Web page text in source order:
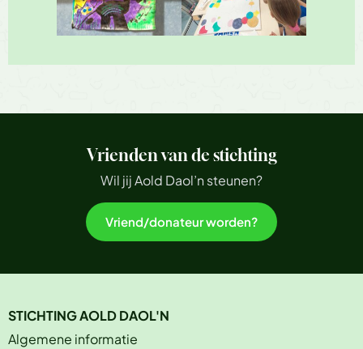
Vrienden van de stichting
Wil jij Aold Daol’n steunen?
Vriend/donateur worden?
STICHTING AOLD DAOL'N
Algemene informatie